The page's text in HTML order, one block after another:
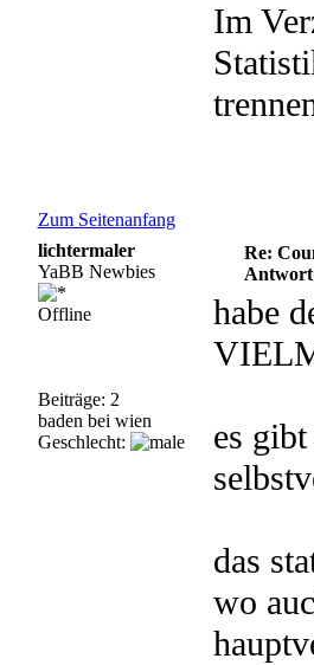
Im
Zum Seitenanfang
lichtermaler
YaBB Newbies
Offline
Beiträge: 2
baden bei wien
Geschlecht:
Re:
Antwort
habe
es
das
wo